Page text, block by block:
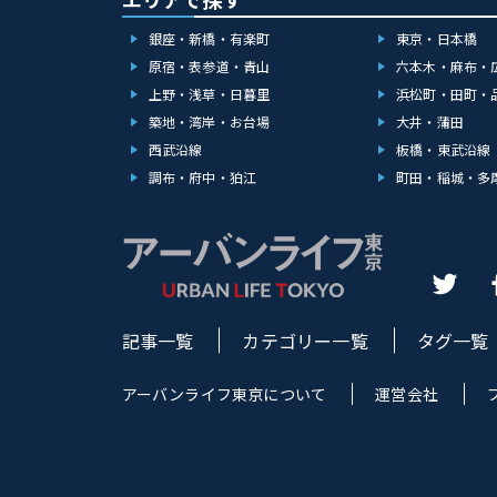
銀座・新橋・有楽町 東京・日本橋
原宿・表参道・青山
六本木・麻布・
上野・浅草・日暮里
浜松町・田町・
築地・湾岸・お台場
大井・蒲田
西武沿線
板橋・東武沿線
調布・府中・狛江
町田・稲城・多
記事一覧 カテゴリー一覧 タグ一覧
アーバンライフ東京について 運営会社